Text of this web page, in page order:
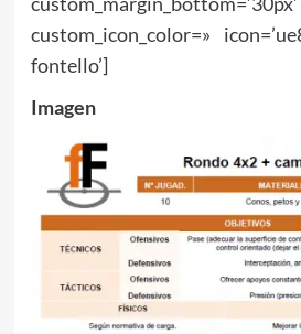
custom_icon_color=»
fontello’]
Imagen